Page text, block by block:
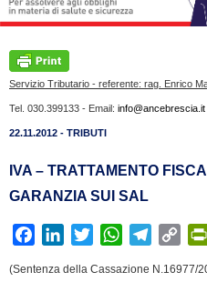
Servizio Tributario - referente: rag. Enrico
Tel. 030.399133 - Email: info@ancebrescia.it
22.11.2012 - TRIBUTI
IVA – TRATTAMENTO
GARANZIA SUI SAL
c
n
i
W
a
l
C
p
(Sentenza della Cassazione N.16977/